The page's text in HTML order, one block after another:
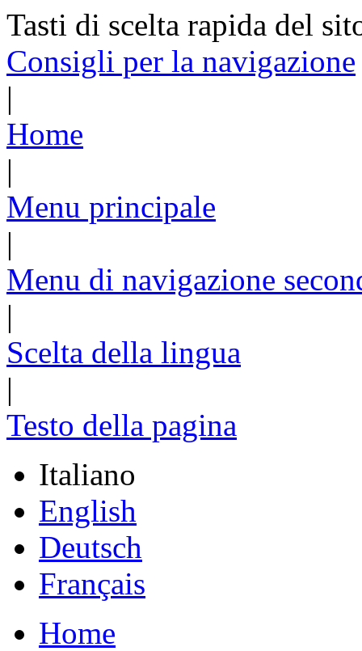
Tasti di scelta rapida del
Consigli per la navigazione
|
Home
|
Menu principale
|
Menu di navigazione
|
Scelta della lingua
|
Testo della pagina
Italiano
English
Deutsch
Français
Home